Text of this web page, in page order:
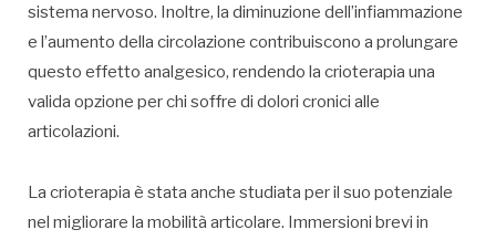
sistema nervoso. Inoltre, la diminuzione dell’infiammazione
e l’aumento della circolazione contribuiscono a prolungare
questo effetto analgesico, rendendo la crioterapia una
valida opzione per chi soffre di dolori cronici alle
articolazioni.
La crioterapia è stata anche studiata per il suo potenziale
nel migliorare la mobilità articolare. Immersioni brevi in